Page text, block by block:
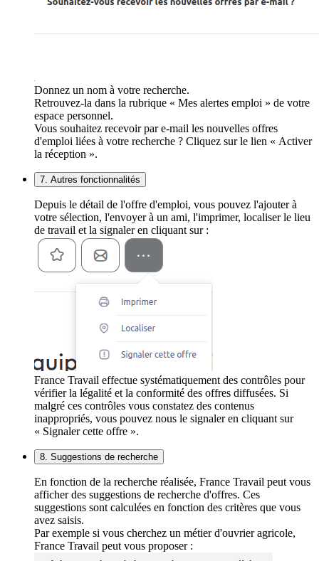
Donnez un nom à votre recherche.
Retrouvez-la dans la rubrique « Mes alertes emploi » de votre
espace personnel.
Vous souhaitez recevoir par e-mail les nouvelles offres
d'emploi liées à votre recherche ? Cliquez sur le lien « Activer
la réception ».
7. Autres fonctionnalités
Depuis le détail de l'offre d'emploi, vous pouvez l'ajouter à
votre sélection, l'envoyer à un ami, l'imprimer, localiser le lieu
de travail et la signaler en cliquant sur :
France Travail effectue systématiquement des contrôles pour
vérifier la légalité et la conformité des offres diffusées. Si
malgré ces contrôles vous constatez des contenus
inappropriés, vous pouvez nous le signaler en cliquant sur
« Signaler cette offre ».
8. Suggestions de recherche
En fonction de la recherche réalisée, France Travail peut vous
afficher des suggestions de recherche d'offres. Ces
suggestions sont calculées en fonction des critères que vous
avez saisis.
Par exemple si vous cherchez un métier d'ouvrier agricole,
France Travail peut vous proposer :